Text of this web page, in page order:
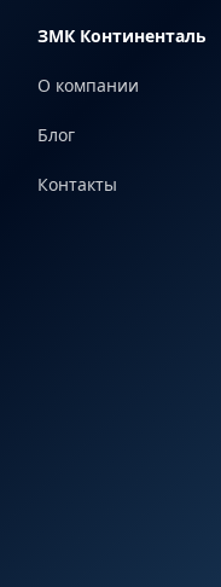
ЗМК Континенталь
О компании
Блог
Контакты